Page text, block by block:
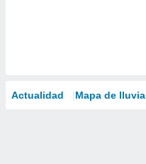
Actualidad Mapa de lluvia